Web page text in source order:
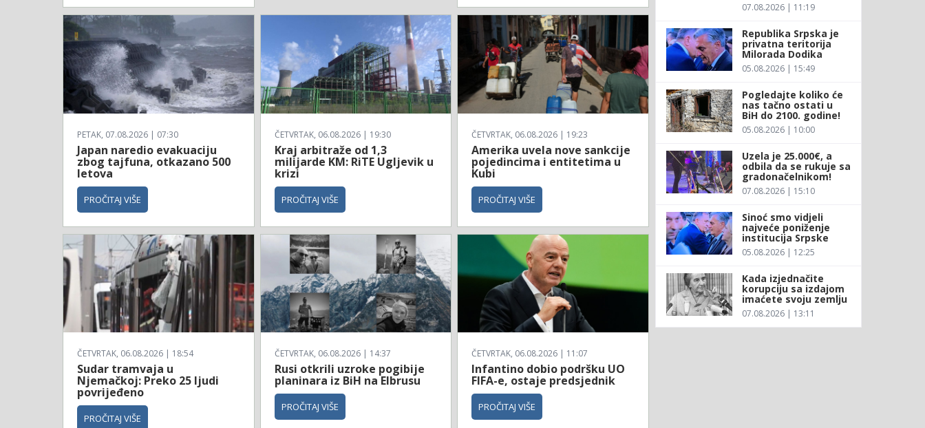
PETAK, 07.08.2026 | 07:30
Japan naredio evakuaciju
zbog tajfuna, otkazano 500
letova
PROČITAJ VIŠE
ČETVRTAK, 06.08.2026 | 19:30
Kraj arbitraže od 1,3
milijarde KM: RiTE Ugljevik u
krizi
PROČITAJ VIŠE
ČETVRTAK, 06.08.2026 | 19:23
Amerika uvela nove sankcije
pojedincima i entitetima u
Kubi
PROČITAJ VIŠE
ČETVRTAK, 06.08.2026 | 18:54
Sudar tramvaja u
Njemačkoj: Preko 25 ljudi
povrijeđeno
PROČITAJ VIŠE
ČETVRTAK, 06.08.2026 | 14:37
Rusi otkrili uzroke pogibije
planinara iz BiH na Elbrusu
PROČITAJ VIŠE
ČETVRTAK, 06.08.2026 | 11:07
Infantino dobio podršku UO
FIFA-e, ostaje predsjednik
PROČITAJ VIŠE
07.08.2026 | 11:19
Republika Srpska je
privatna teritorija
Milorada Dodika
05.08.2026 | 15:49
Pogledajte koliko će
nas tačno ostati u
BiH do 2100. godine!
05.08.2026 | 10:00
Uzela je 25.000€, a
odbila da se rukuje sa
gradonačelnikom!
07.08.2026 | 15:10
Sinoć smo vidjeli
najveće poniženje
institucija Srpske
05.08.2026 | 12:25
Kada izjednačite
korupciju sa izdajom
imaćete svoju zemlju
07.08.2026 | 13:11